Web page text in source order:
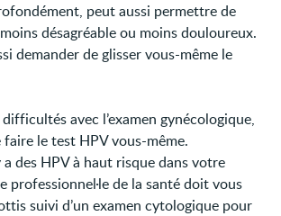
peut aussi permettre de
désagréable ou moins douloureux.
demander de glisser vous-même le
avec l’examen gynécologique,
le test HPV vous-même.
des HPV à haut risque dans votre
professionnel·le de la santé doit vous
suivi d’un examen cytologique pour